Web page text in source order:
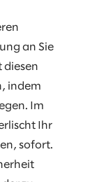
an Sie
diesen
indem
Im
Ihr
sofort.